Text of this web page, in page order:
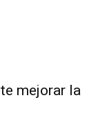
mejorar la